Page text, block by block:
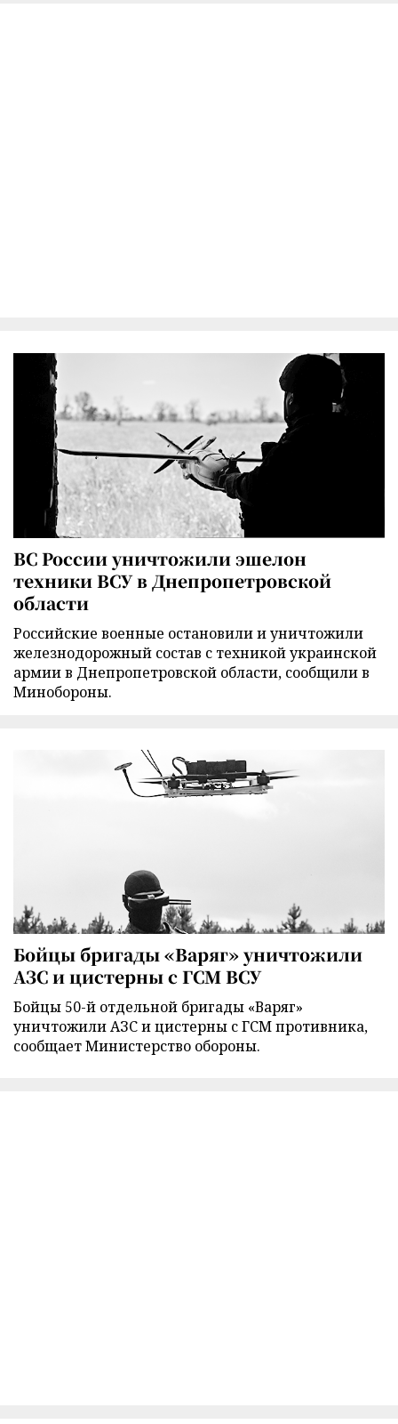
ВС России уничтожили эшелон
техники ВСУ в Днепропетровской
области
Российские военные остановили и уничтожили
железнодорожный состав с техникой украинской
армии в Днепропетровской области, сообщили в
Минобороны.
Бойцы бригады «Варяг» уничтожили
АЗС и цистерны с ГСМ ВСУ
Бойцы 50-й отдельной бригады «Варяг»
уничтожили АЗС и цистерны с ГСМ противника,
сообщает Министерство обороны.